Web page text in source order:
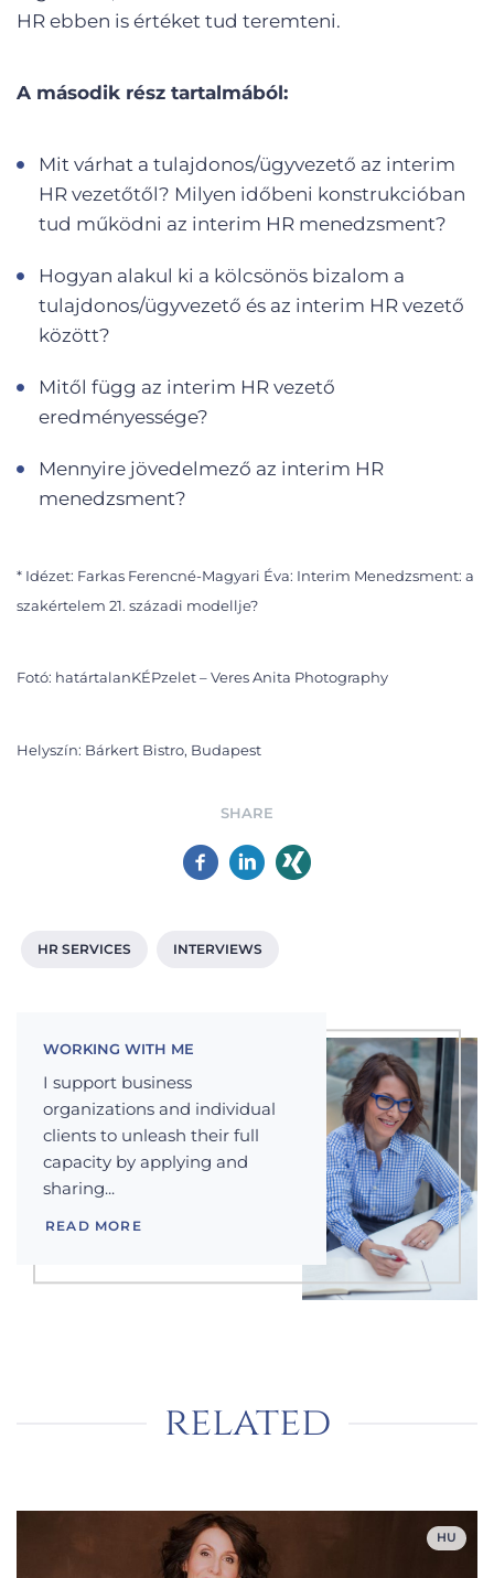
SHARE
HR ebben is értéket tud teremteni.
A második rész tartalmából:
Mit várhat a tulajdonos/ügyvezető az interim
HR vezetőtől? Milyen időbeni konstrukcióban
tud működni az interim HR menedzsment?
Hogyan alakul ki a kölcsönös bizalom a
tulajdonos/ügyvezető és az interim HR vezető
között?
Mitől függ az interim HR vezető
eredményessége?
Mennyire jövedelmező az interim HR
menedzsment?
* Idézet: Farkas Ferencné-Magyari Éva: Interim Menedzsment: a
szakértelem 21. századi modellje?
Fotó: határtalanKÉPzelet – Veres Anita Photography
Helyszín: Bárkert Bistro, Budapest
HR SERVICES INTERVIEWS
WORKING WITH ME
I support business
organizations and individual
clients to unleash their full
capacity by applying and
sharing...
READ MORE
related
HU